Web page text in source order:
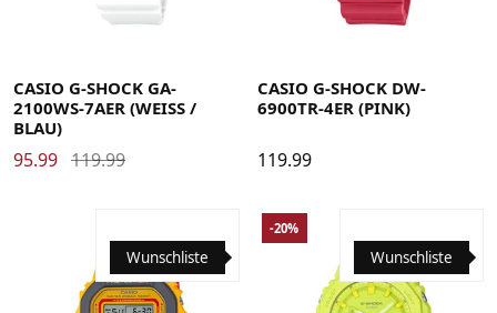
CASIO G-SHOCK GA-
2100WS-7AER (WEISS / B
LAU)
95.99 119.99
CASIO G-SHOCK DW-
6900TR-4ER (PINK)
119.99
Wunschliste Wunschliste
-20%